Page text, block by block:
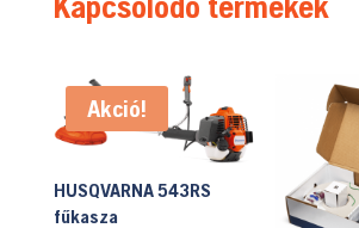
Akció!
HUSQVARNA 543RS
fűkasza